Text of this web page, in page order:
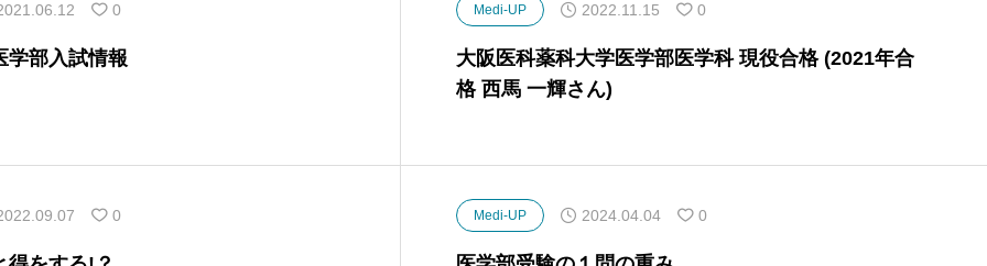
0
学部入試情報
Medi-UP 2022.11.15 0
大阪医科薬科大学医学部医学科 現役合格 (2021年合
格 西馬 一輝さん)
0 Medi-UP 2024.04.04 0